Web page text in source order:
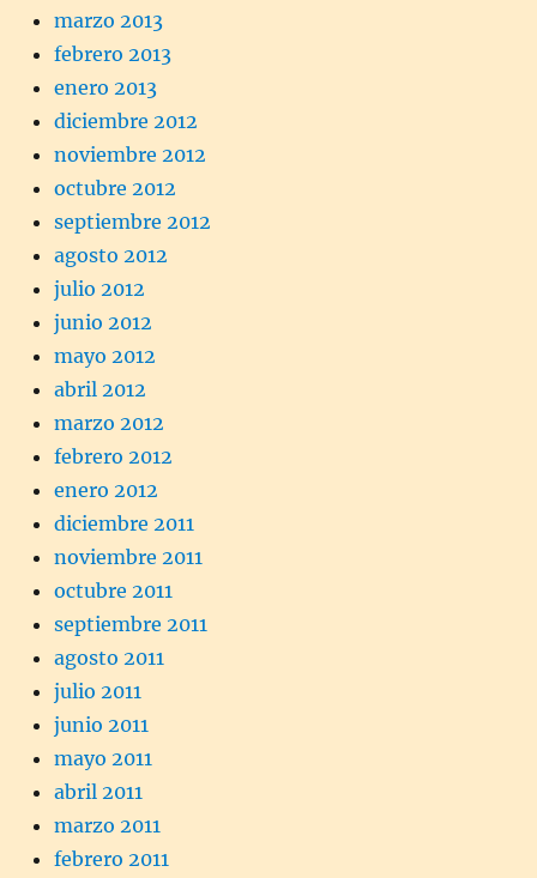
marzo 2013
febrero 2013
enero 2013
diciembre 2012
noviembre 2012
octubre 2012
septiembre 2012
agosto 2012
julio 2012
junio 2012
mayo 2012
abril 2012
marzo 2012
febrero 2012
enero 2012
diciembre 2011
noviembre 2011
octubre 2011
septiembre 2011
agosto 2011
julio 2011
junio 2011
mayo 2011
abril 2011
marzo 2011
febrero 2011